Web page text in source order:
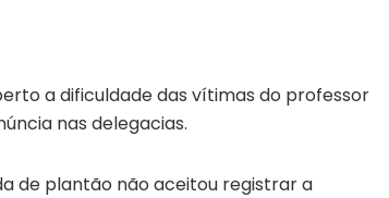
a dificuldade das vítimas do professor
nas delegacias.
de plantão não aceitou registrar a